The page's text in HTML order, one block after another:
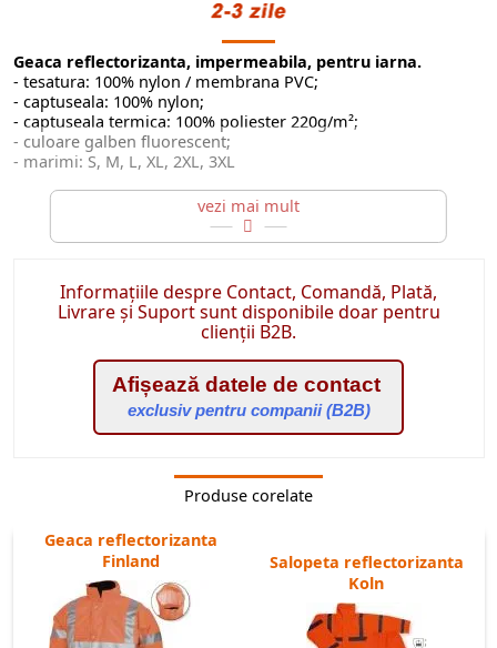
Geaca reflectorizanta, impermeabila, pentru iarna.
- tesatura: 100% nylon / membrana PVC;
- captuseala: 100% nylon;
- captuseala termica: 100% poliester 220g/m²;
- culoare galben fluorescent;
- marimi: S, M, L, XL, 2XL, 3XL
Informațiile despre Contact, Comandă, Plată,
Livrare și Suport sunt disponibile doar pentru
clienții B2B.
Afișează datele de contact
exclusiv pentru companii (B2B)
Produse corelate
Geaca reflectorizanta
Finland
Salopeta reflectorizanta
Koln